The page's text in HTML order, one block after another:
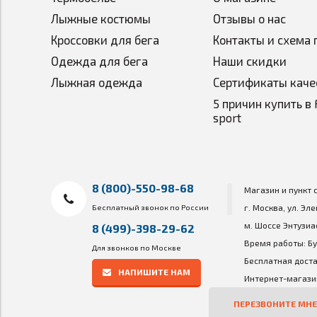
8.000mm - высокий уровень защиты от осадков и
5.0000mg - быстрый отвод влаги изнутри;
Очень высокие характеристики для лыжной
Лыжные костюмы
Кроссовки для бега
Одежда для бега
Лыжная одежда
Отзывы о нас
Контакты и схема
Наши скидки
Сертификаты
5 причин купить в
sport
8 (800)-550-98-68
Бесплатный звонок по России
8 (499)-398-29-62
Для звонков по Москве
НАПИШИТЕ НАМ
Магазин и пункт
г. Москва, ул.
м. Шоссе
Время работы:
Бесплатная
Интернет-
ПЕРЕЗВОНИТЕ МНЕ